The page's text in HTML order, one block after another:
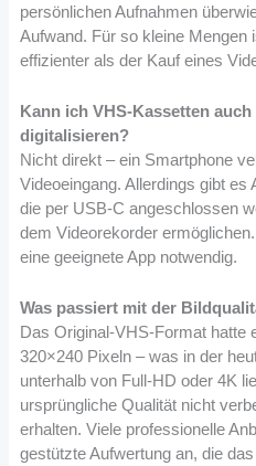
persönlichen Aufnahmen
Aufwand. Für so kleine Mengen
effizienter als der Kauf eines
Kann ich VHS-Kassetten
digitalisieren?
Nicht direkt – ein Smartphone
Videoeingang. Allerdings gibt es
die per USB-C angeschlossen
dem Videorekorder
eine geeignete App notwendig.
Was passiert mit der
Das Original-VHS-Format hatte
320×240 Pixeln – was in der
unterhalb von Full-HD oder 4K
ursprüngliche Qualität nicht
erhalten. Viele professionelle
gestützte Aufwertung an, die